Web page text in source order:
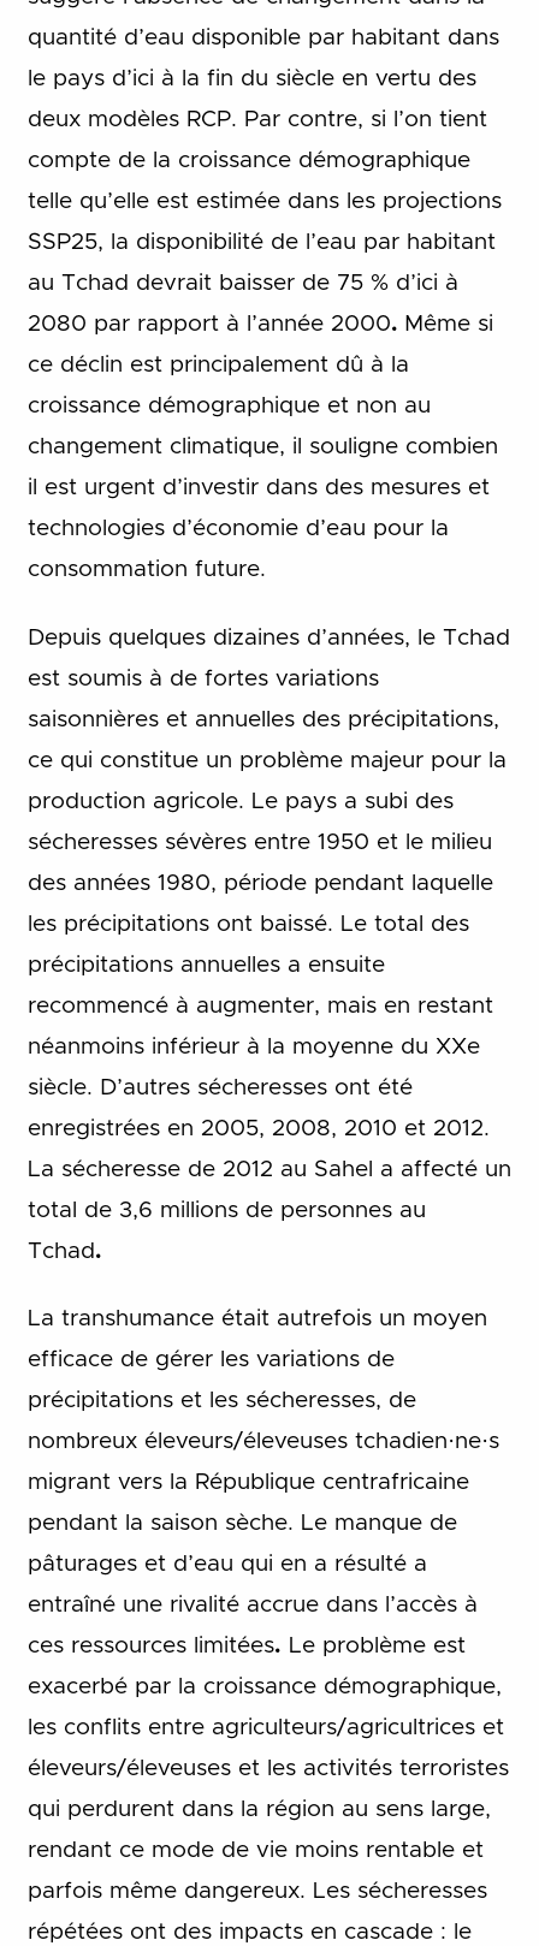
quantité d’eau disponible par habitant dans
le pays d’ici à la fin du siècle en vertu des
deux modèles RCP. Par contre, si l’on tient
compte de la croissance démographique
telle qu’elle est estimée dans les projections
SSP25, la disponibilité de l’eau par habitant
au Tchad devrait baisser de 75 % d’ici à
2080 par rapport à l’année 2000. Même si
ce déclin est principalement dû à la
croissance démographique et non au
changement climatique, il souligne combien
il est urgent d’investir dans des mesures et
technologies d’économie d’eau pour la
consommation future.
Depuis quelques dizaines d’années, le Tchad
est soumis à de fortes variations
saisonnières et annuelles des précipitations,
ce qui constitue un problème majeur pour la
production agricole. Le pays a subi des
sécheresses sévères entre 1950 et le milieu
des années 1980, période pendant laquelle
les précipitations ont baissé. Le total des
précipitations annuelles a ensuite
recommencé à augmenter, mais en restant
néanmoins inférieur à la moyenne du XXe
siècle. D’autres sécheresses ont été
enregistrées en 2005, 2008, 2010 et 2012.
La sécheresse de 2012 au Sahel a affecté un
total de 3,6 millions de personnes au
Tchad.
La transhumance était autrefois un moyen
efficace de gérer les variations de
précipitations et les sécheresses, de
nombreux éleveurs/éleveuses tchadien·ne·s
migrant vers la République centrafricaine
pendant la saison sèche. Le manque de
pâturages et d’eau qui en a résulté a
entraîné une rivalité accrue dans l’accès à
ces ressources limitées. Le problème est
exacerbé par la croissance démographique,
les conflits entre agriculteurs/agricultrices et
éleveurs/éleveuses et les activités terroristes
qui perdurent dans la région au sens large,
rendant ce mode de vie moins rentable et
parfois même dangereux. Les sécheresses
répétées ont des impacts en cascade : le